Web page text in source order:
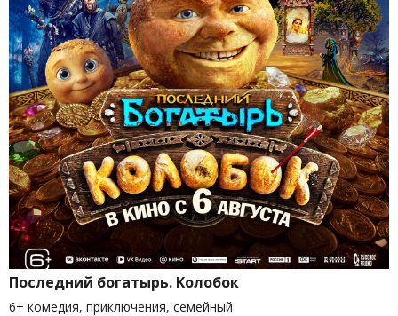
Последний богатырь. Колобок
6+ комедия, приключения, семейный